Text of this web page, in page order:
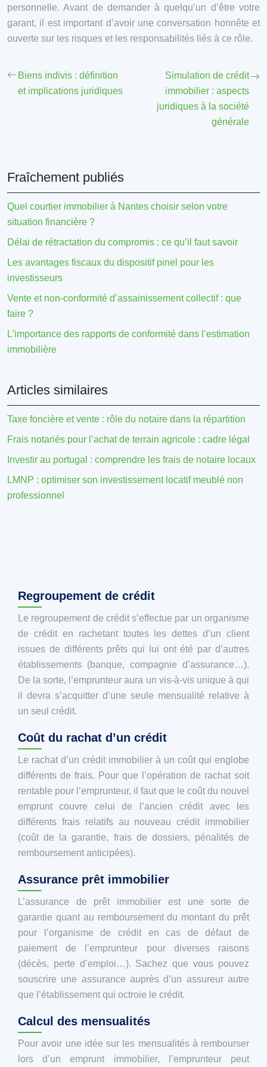
personnelle. Avant de demander à quelqu’un d’être votre
garant, il est important d’avoir une conversation honnête et
ouverte sur les risques et les responsabilités liés à ce rôle.
Biens indivis : définition
et implications juridiques
Simulation de crédit
immobilier : aspects
juridiques à la société
générale
Fraîchement publiés
Quel courtier immobilier à Nantes choisir selon votre
situation financière ?
Délai de rétractation du compromis : ce qu’il faut savoir
Les avantages fiscaux du dispositif pinel pour les
investisseurs
Vente et non-conformité d’assainissement collectif : que
faire ?
L’importance des rapports de conformité dans l’estimation
immobilière
Articles similaires
Taxe foncière et vente : rôle du notaire dans la répartition
Frais notariés pour l’achat de terrain agricole : cadre légal
Investir au portugal : comprendre les frais de notaire locaux
LMNP : optimiser son investissement locatif meublé non
professionnel
Regroupement de crédit
Le regroupement de crédit s’effectue par un organisme
de crédit en rachetant toutes les dettes d’un client
issues de différents prêts qui lui ont été par d’autres
établissements (banque, compagnie d’assurance…).
De la sorte, l’emprunteur aura un vis-à-vis unique à qui
il devra s’acquitter d’une seule mensualité relative à
un seul crédit.
Coût du rachat d’un crédit
Le rachat d’un crédit immobilier à un coût qui englobe
différents de frais. Pour que l’opération de rachat soit
rentable pour l’emprunteur, il faut que le coût du nouvel
emprunt couvre celui de l’ancien crédit avec les
différents frais relatifs au nouveau crédit immobilier
(coût de la garantie, frais de dossiers, pénalités de
remboursement anticipées).
Assurance prêt immobilier
L’assurance de prêt immobilier est une sorte de
garantie quant au remboursement du montant du prêt
pour l’organisme de crédit en cas de défaut de
paiement de l’emprunteur pour diverses raisons
(décès, perte d’emploi…). Sachez que vous pouvez
souscrire une assurance auprès d’un assureur autre
que l’établissement qui octroie le crédit.
Calcul des mensualités
Pour avoir une idée sur les mensualités à rembourser
lors d’un emprunt immobilier, l’emprunteur peut